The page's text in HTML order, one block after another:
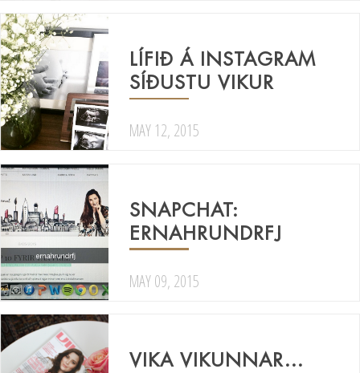
LÍFIÐ Á INSTAGRAM
SÍÐUSTU VIKUR
MAY 12, 2015
SNAPCHAT:
ERNAHRUNDRFJ
MAY 09, 2015
VIKA VIKUNNAR…